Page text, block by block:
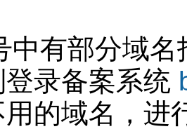
中有部分域
录备案系统
的域名，进